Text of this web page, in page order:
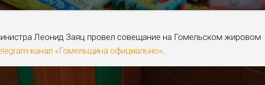
Леонид Заяц провел совещание на Гомельском жировом
канал «Гомельщина официально».